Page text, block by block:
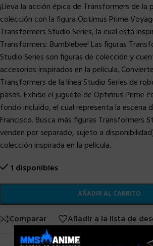
¡Lleva la acción épica de Transformers de
colección con la figura Optimus Prime
Transformers Studio Series, la cual está
Transformers: Bumblebee! Las figuras
Studio Series son figuras de colección y
accesorios inspirados en la película.
Transformers de la línea Studio Series de
pasos. Exhibe el juguete de Optimus Prime
fondo incluido, el cual representa la escena
Francisco. Busca más figuras Transformers
venden por separado, sujeto a
colección inspirada en la película.
1 disponibles
AÑADIR AL CARRITO
Comparar Añadir a la lista de